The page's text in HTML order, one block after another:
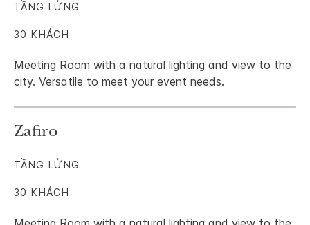
Meeting Room with a natural lighting and view to the
city. Versatile to meet your event needs.
TẦNG LỬNG
30 KHÁCH
Zafiro
TẦNG LỬNG
30 KHÁCH